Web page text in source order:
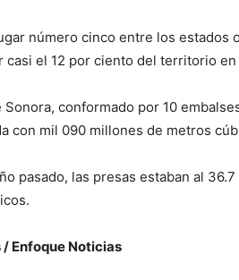
número cinco entre los estados
casi el 12 por ciento del territorio
conformado por 10
con mil 090 millones de metros
pasado, las presas estaban al
Enfoque Noticias